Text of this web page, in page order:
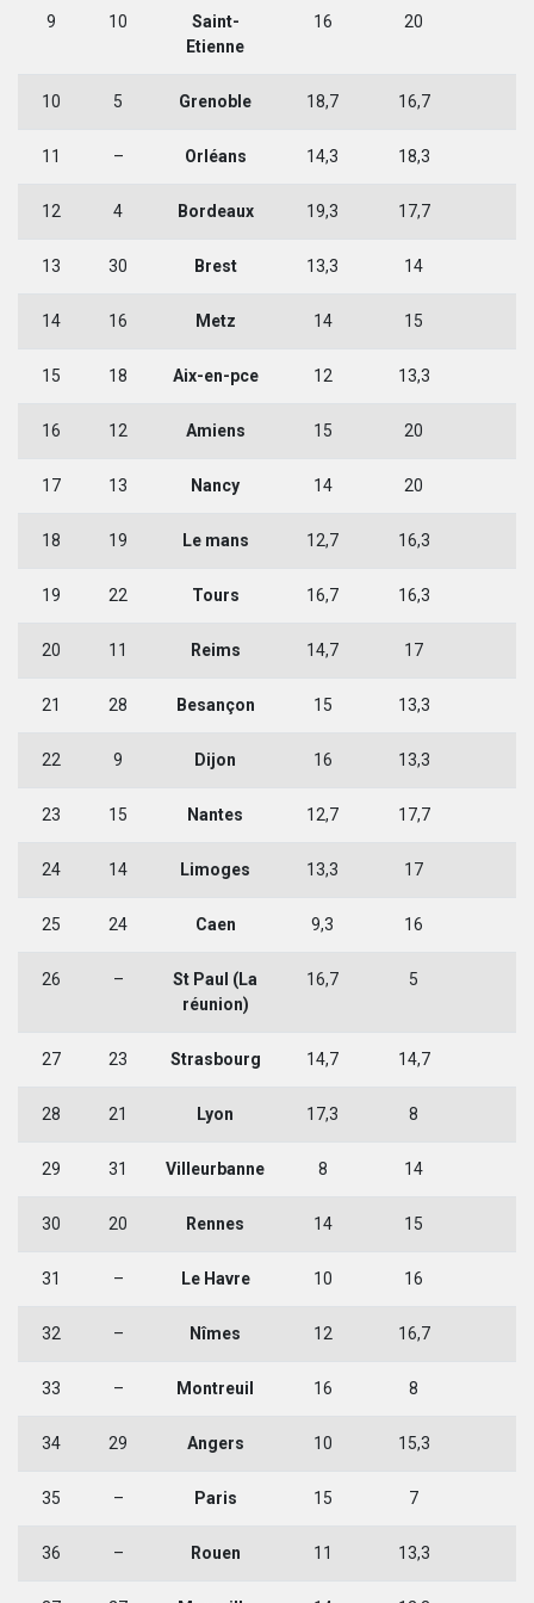
9 10
Saint-
Etienne
16 20
10 5 Grenoble 18,7 16,7
11 – Orléans 14,3 18,3
12 4 Bordeaux 19,3 17,7
13 30 Brest 13,3 14
14 16 Metz 14 15
15 18 Aix-en-pce 12 13,3
16 12 Amiens 15 20
17 13 Nancy 14 20
18 19 Le mans 12,7 16,3
19 22 Tours 16,7 16,3
20 11 Reims 14,7 17
21 28 Besançon 15 13,3
22 9 Dijon 16 13,3
23 15 Nantes 12,7 17,7
24 14 Limoges 13,3 17
25 24 Caen 9,3 16
26 –
St Paul (La
réunion)
16,7 5
27 23 Strasbourg 14,7 14,7
28 21 Lyon 17,3 8
29 31 Villeurbanne 8 14
30 20 Rennes 14 15
31 – Le Havre 10 16
32 – Nîmes 12 16,7
33 – Montreuil 16 8
34 29 Angers 10 15,3
35 – Paris 15 7
36 – Rouen 11 13,3